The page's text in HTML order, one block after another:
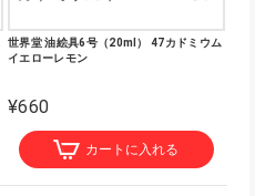
世界堂 油絵具6号（20ml） 47カドミウム
イエローレモン
¥660
カートに入れる